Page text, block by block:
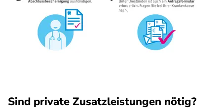
Sind private Zusatzleistungen nötig?